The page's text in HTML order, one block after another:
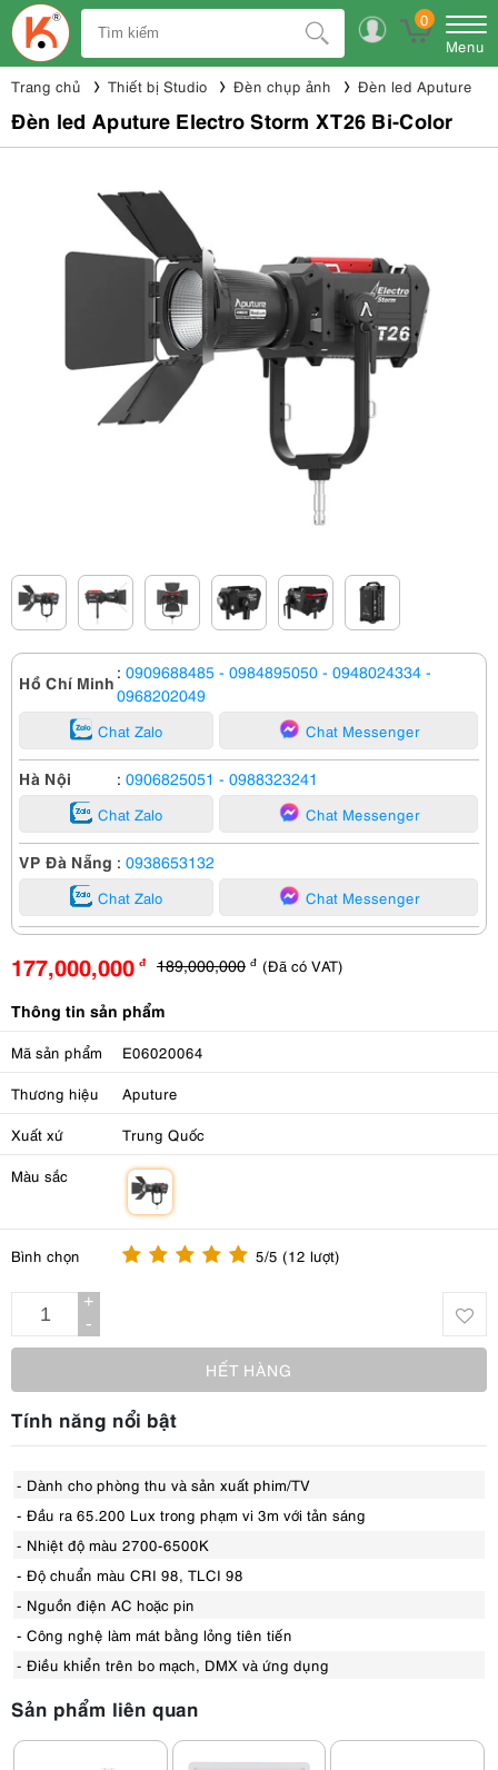
0
Menu
Trang chủ Thiết bị Studio Đèn chụp ảnh Đèn led Aputure
Đèn led Aputure Electro Storm XT26 Bi-Color
Hồ Chí Minh : 0909688485 - 0984895050 - 0948024334 -
0968202049
Chat Zalo Chat Messenger
Hà Nội : 0906825051 - 0988323241
Chat Zalo Chat Messenger
VP Đà Nẵng : 0938653132
Chat Zalo Chat Messenger
177,000,000 đ 189,000,000 đ (Đã có VAT)
Thông tin sản phẩm
Mã sản phẩm E06020064
Thương hiệu Aputure
Xuất xứ Trung Quốc
Màu sắc
Bình chọn 5/5 (12 lượt)
+
-
HẾT HÀNG
Tính năng nổi bật
- Dành cho phòng thu và sản xuất phim/TV
- Đầu ra 65.200 Lux trong phạm vi 3m với tản sáng
- Nhiệt độ màu 2700-6500K
- Độ chuẩn màu CRI 98, TLCI 98
- Nguồn điện AC hoặc pin
- Công nghệ làm mát bằng lỏng tiên tiến
- Điều khiển trên bo mạch, DMX và ứng dụng
Sản phẩm liên quan